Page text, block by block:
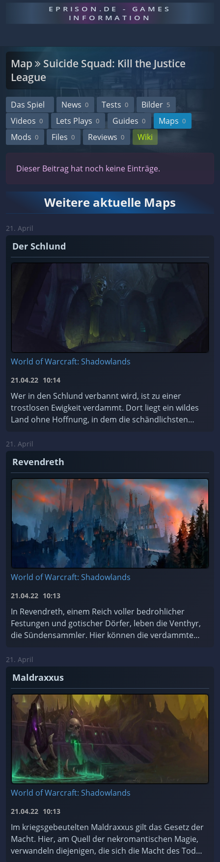
EPRISON.DE - GAMES
INFORMATION
Map
Suicide Squad: Kill the Justice
League
Das Spiel News 0 Tests 0 Bilder 5
Videos 0 Lets Plays 0 Guides 0 Maps 0
Mods 0 Files 0 Reviews 0 Wiki
Dieser Beitrag hat noch keine Einträge.
Weitere aktuelle Maps
21. April
Der Schlund
World of Warcraft: Shadowlands
21.04.22 10:14
Wer in den Schlund verbannt wird, ist zu einer
trostlosen Ewigkeit verdammt. Dort liegt ein wildes
Land ohne Hoffnung, in dem die schändlichsten
Soll ...
21. April
Revendreth
World of Warcraft: Shadowlands
21.04.22 10:13
In Revendreth, einem Reich voller bedrohlicher
Festungen und gotischer Dörfer, leben die Venthyr,
die Sündensammler. Hier können die verdammten
...
21. April
Maldraxxus
World of Warcraft: Shadowlands
21.04.22 10:13
Im kriegsgebeutelten Maldraxxus gilt das Gesetz der
Macht. Hier, am Quell der nekromantischen Magie,
verwandeln diejenigen, die sich die Macht des Todes